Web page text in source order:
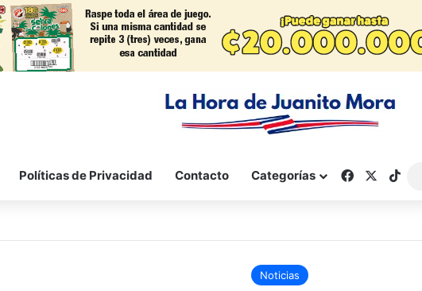
Políticas de Privacidad Contacto Categorías Facebook
Noticias